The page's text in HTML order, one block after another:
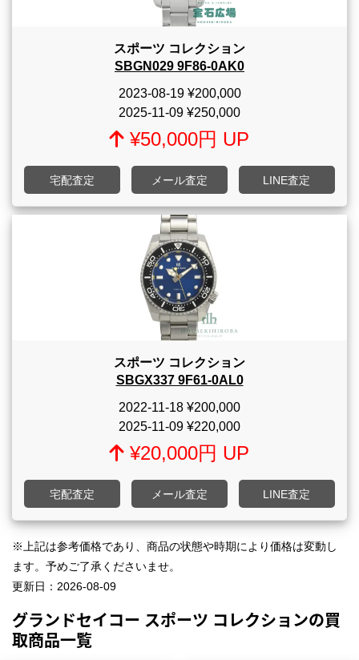
スポーツ コレクション
SBGN029 9F86-0AK0
2023-08-19¥200,000
2025-11-09 ¥250,000
¥50,000円 UP
宅配査定 メール査定 LINE査定
スポーツ コレクション
SBGX337 9F61-0AL0
2022-11-18 ¥200,000
2025-11-09 ¥220,000
¥20,000円 UP
宅配査定 メール査定 LINE査定
※上記は参考価格であり、商品の状態や時期により価格は変動し
ます。予めご了承くださいませ。
更新日： 2026-08-09
グランドセイコー スポーツ コレクションの買
取商品一覧